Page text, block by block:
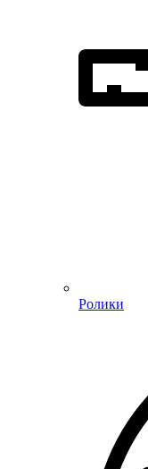
Ролики